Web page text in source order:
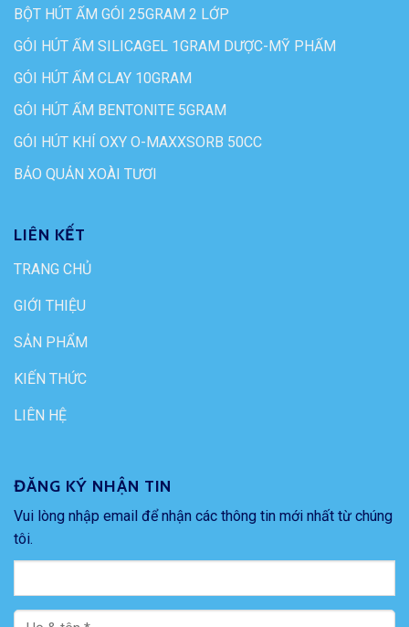
BỘT HÚT ẨM GÓI 25GRAM 2 LỚP
GÓI HÚT ẨM SILICAGEL 1GRAM DƯỢC-MỸ PHẨM
GÓI HÚT ẨM CLAY 10GRAM
GÓI HÚT ẨM BENTONITE 5GRAM
GÓI HÚT KHÍ OXY O-MAXXSORB 50CC
BẢO QUẢN XOÀI TƯƠI
LIÊN KẾT
TRANG CHỦ
GIỚI THIỆU
SẢN PHẨM
KIẾN THỨC
LIÊN HỆ
ĐĂNG KÝ NHẬN TIN
Vui lòng nhập email để nhận các thông tin mới nhất từ chúng
tôi.